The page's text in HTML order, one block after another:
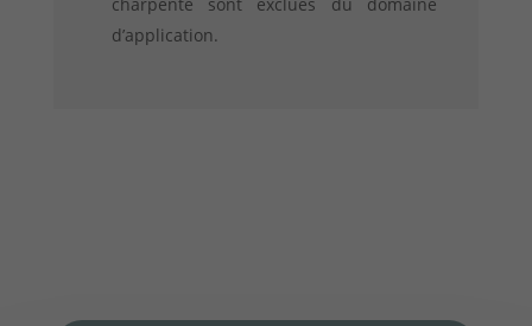
d’application.